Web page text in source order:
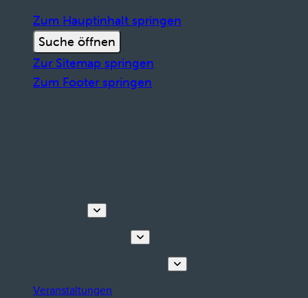
Zum Hauptinhalt springen
Suche öffnen
Zur Sitemap springen
Zum Footer springen
Veranstaltungen